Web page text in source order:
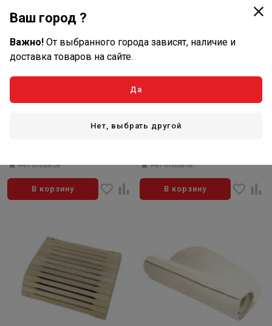
нет отзывов
В корзину
4 390
Артикул: WP5
нет отзывов
В корзину
Ваш город ?
Важно! От выбранного города зависят, наличие и
доставка товаров на сайте.
Да
Нет, выбрать другой